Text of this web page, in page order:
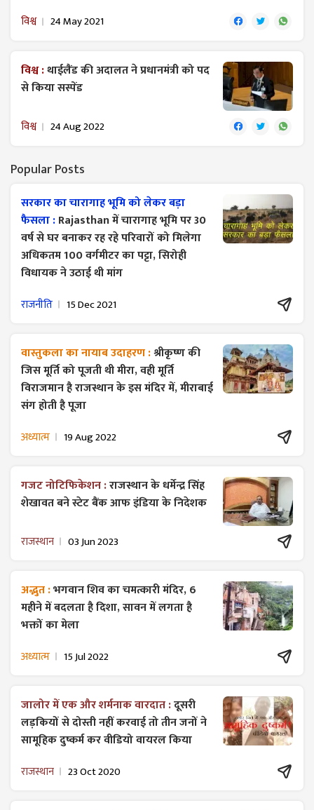
विश्व 24 May 2021
विश्व :थाईलैंड की अदालत ने प्रधानमंत्री को पद
से किया सस्पेंड
विश्व 24 Aug 2022
Popular Posts
सरकार का चारागाह भूमि को लेकर बड़ा
फैसला :Rajasthan में चारागाह भूमि पर 30
वर्ष से घर बनाकर रह रहे परिवारों को मिलेगा
अधिकतम 100 वर्गमीटर का पट्टा, सिरोही
विधायक ने उठाई थी मांग
राजनीति 15 Dec 2021
वास्तुकला का नायाब उदाहरण :श्रीकृष्ण की
जिस मूर्ति को पूजती थी मीरा, वही मूर्ति
विराजमान है राजस्थान के इस मंदिर में, मीराबाई
संग होती है पूजा
अध्यात्म 19 Aug 2022
गजट ​नोटिफिकेशन :राजस्थान के धर्मेन्द्र सिंह
शेखावत बने स्टेट बैंक आफ इंडिया के निदेशक
राजस्थान 03 Jun 2023
अद्भुत :भगवान शिव का चमत्कारी मंदिर, 6
महीने में बदलता है दिशा, सावन में लगता है
भक्तों का मेला
अध्यात्म 15 Jul 2022
जालोर में एक और शर्मनाक वारदात :दूसरी
लड़कियों से दोस्ती नहीं करवाई तो तीन जनों ने
सामूहिक दुष्कर्म कर वीडियो वायरल किया
राजस्थान 23 Oct 2020